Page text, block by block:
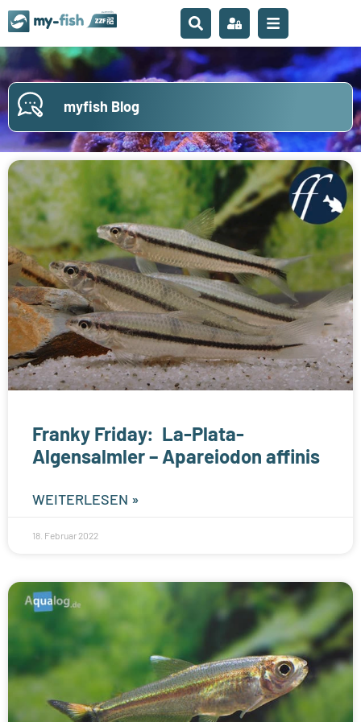
myfish Blog
Franky Friday: La-Plata-
Algensalmler – Apareiodon affinis
WEITERLESEN »
18. Februar 2022